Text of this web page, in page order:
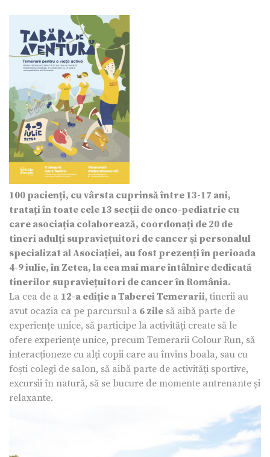
100 pacienți, cu vârsta cuprinsă între 13-17 ani,
tratați în toate cele 13 secții de onco-pediatrie cu
care asociația colaborează, coordonați de 20 de
tineri adulți supraviețuitori de cancer și personalul
specializat al Asociației, au fost prezenți în perioada
4-9 iulie, în Zetea, la cea mai mare întâlnire dedicată
tinerilor supraviețuitori de cancer în România.
La cea de a 12-a ediție a Taberei Temerarii, tinerii au
avut ocazia ca pe parcursul a 6 zile să aibă parte de
experiențe unice, să participe la activități create să le
ofere experiențe unice, precum Temerarii Colour Run, să
interacționeze cu alți copii care au învins boala, sau cu
foști colegi de salon, să aibă parte de activități sportive,
excursii în natură, să se bucure de momente antrenante și
relaxante.